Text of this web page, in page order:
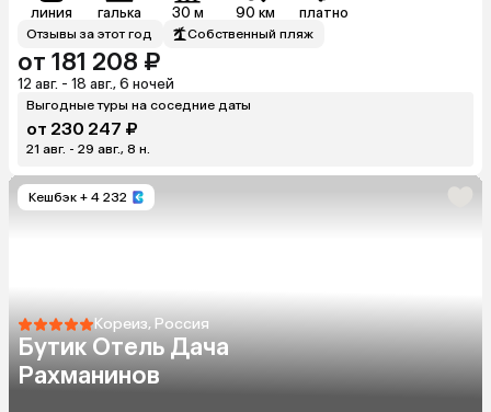
линия галька 30 м 90 км платно
Отзывы за этот год Собственный пляж
от 181 208 ₽
12 авг. - 18 авг., 6 ночей
Выгодные туры на соседние даты
от 230 247 ₽
21 авг. - 29 авг., 8 н.
Кешбэк + 4 232
Кореиз, Россия
Бутик Отель Дача
Рахманинов